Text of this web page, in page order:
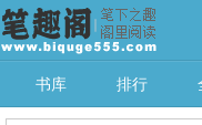
书库 排行